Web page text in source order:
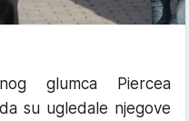
glumca Piercea
su ugledale njegove